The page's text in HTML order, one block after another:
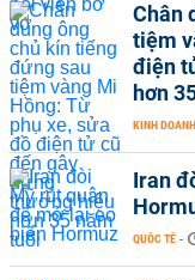
Chân
tiệm
điện
hơn
KINH DOANH
Iran
QUỐC TẾ -